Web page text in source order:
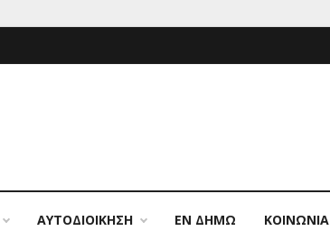
ΑΥΤΟΔΙΟΙΚΗΣΗ ΕΝ ΔΗΜΩ ΚΟΙΝΩΝΙΑ